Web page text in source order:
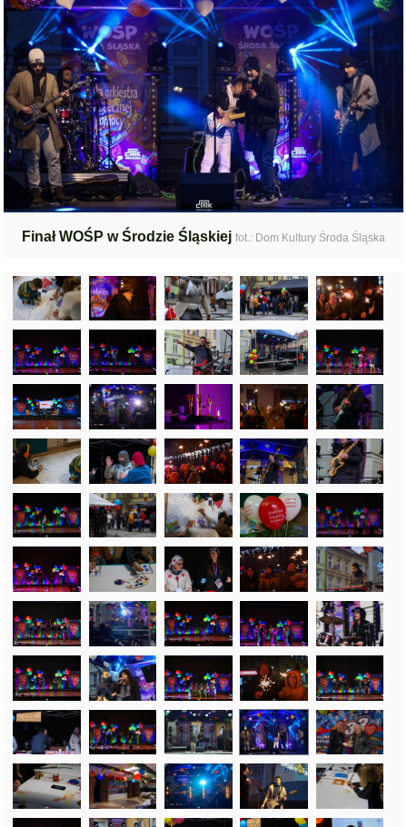
Finał WOŚP w Środzie Śląskiej fot.: Dom Kultury Środa Śląska